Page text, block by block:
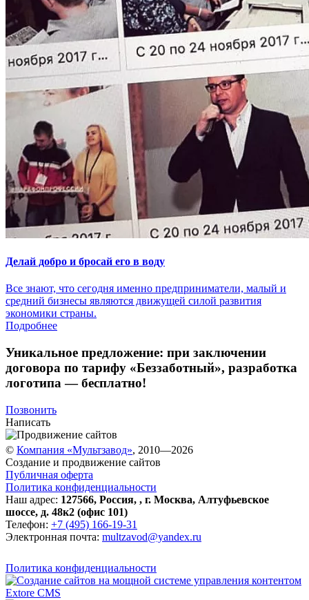
Делай добро и бросай его в воду
Все знают, что сегодня именно предприниматели, малый и
средний бизнесы являются движущей силой развития
экономики страны.
Подробнее
Уникальное предложение: при заключении
договора по тарифу «Беззаботный», разработка
логотипа — бесплатно!
Позвонить
Написать
© Компания «Мультзавод», 2010—2026
Создание и продвижение сайтов
Публичная оферта
Политика конфиденциальности
Наш адрес: 127566, Россия, , г. Москва, Алтуфьевское
шоссе, д. 48к2 (офис 101)
Телефон: +7 (495) 166-19-31
Электронная почта: multzavod@yandex.ru
Политика конфиденциальности